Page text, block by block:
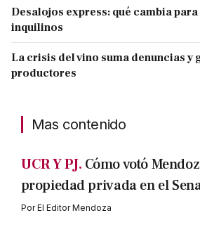
Desalojos express: qué cambia
inquilinos
La crisis del vino suma denuncias y
productores
Mas contenido
UCR Y PJ. Cómo votó
propiedad privada en el
PorEl Editor Mendoza